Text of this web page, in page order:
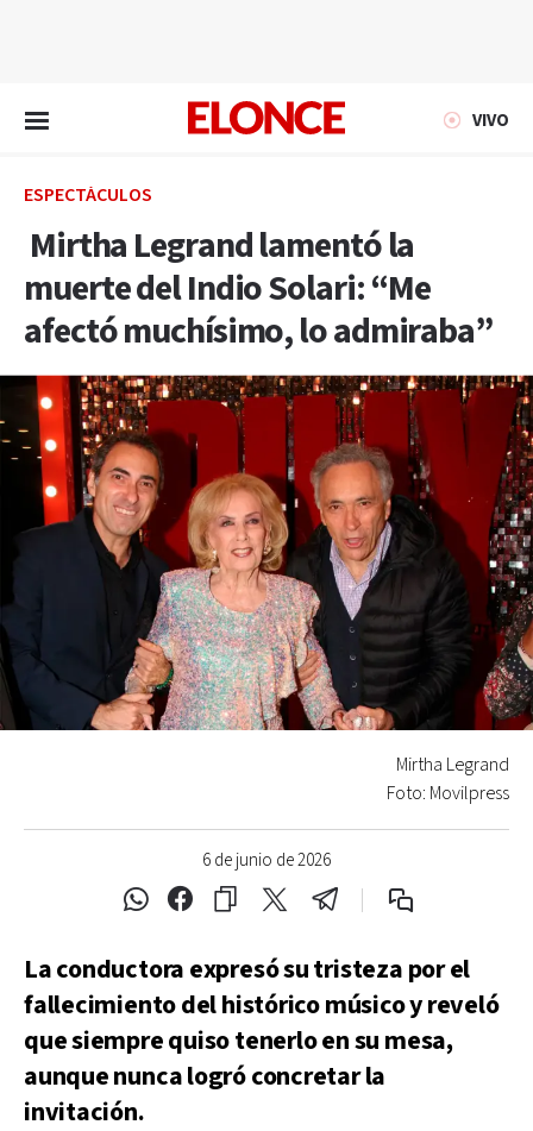
VIVO
ESPECTÁCULOS
Mirtha Legrand lamentó la
muerte del Indio Solari: “Me
afectó muchísimo, lo admiraba”
6 de junio de 2026
Mirtha Legrand
Foto: Movilpress
La conductora expresó su tristeza por el
fallecimiento del histórico músico y reveló
que siempre quiso tenerlo en su mesa,
aunque nunca logró concretar la
invitación.